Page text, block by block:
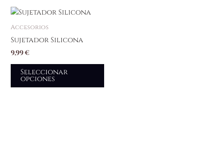
Accesorios
Sujetador Silicona
9,99€
Seleccionar
opciones
se